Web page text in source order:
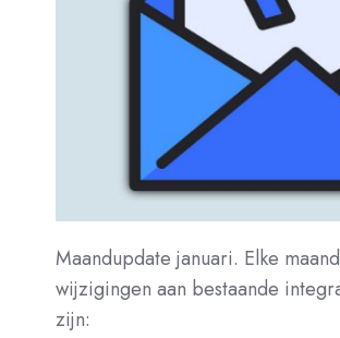
Maandupdate januari. Elke
wijzigingen aan bestaande
zijn: